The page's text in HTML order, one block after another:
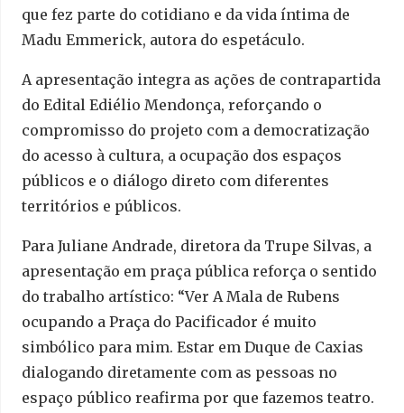
que fez parte do cotidiano e da vida íntima de
Madu Emmerick, autora do espetáculo.
A apresentação integra as ações de contrapartida
do Edital Ediélio Mendonça, reforçando o
compromisso do projeto com a democratização
do acesso à cultura, a ocupação dos espaços
públicos e o diálogo direto com diferentes
territórios e públicos.
Para Juliane Andrade, diretora da Trupe Silvas, a
apresentação em praça pública reforça o sentido
do trabalho artístico: “Ver A Mala de Rubens
ocupando a Praça do Pacificador é muito
simbólico para mim. Estar em Duque de Caxias
dialogando diretamente com as pessoas no
espaço público reafirma por que fazemos teatro.